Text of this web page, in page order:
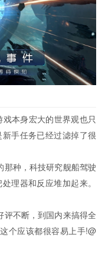
本身宏大的世界观也只
手任务已经过滤掉了很
种，科技研究舰船驾驶
理器和反应堆加起来。
不断，到国内来搞得全
个应该都很容易上手!@